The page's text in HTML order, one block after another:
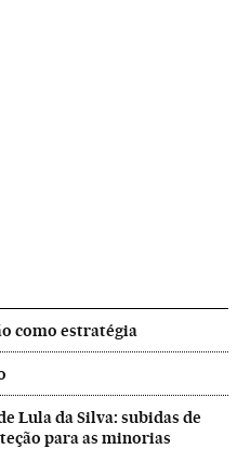
como estratégia
Lula da Silva: subidas de
para as minorias